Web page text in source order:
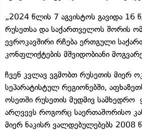
„2024 წლის 7 აგვისტოს გავიდა 16
რუსეთსა და საქართველოს შორის
ევროკავშირი რჩება ერთგული
კონფლიქტების მშვიდობიანი
ჩვენ კვლავ ვგმობთ რუსეთის მიერ
სეპარატისტულ რეგიონებში,
ოსეთში რუსეთის მუდმივ სამხედრო
არღვევს როგორც საერთაშორისო
მიერ ნაკისრ ვალდებულებებს 2008